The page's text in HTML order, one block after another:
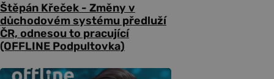
Štěpán Křeček - Změny v
důchodovém systému předluží
ČR, odnesou to pracující
(OFFLINE Podpultovka)